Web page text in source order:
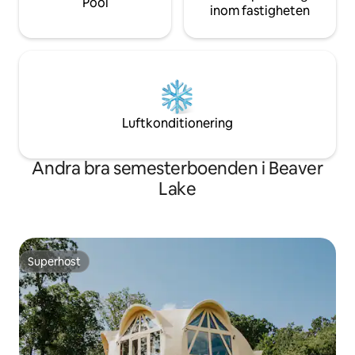
inom fastigheten
Luftkonditionering
Andra bra semesterboenden i Beaver
Lake
Superhost
Superhost